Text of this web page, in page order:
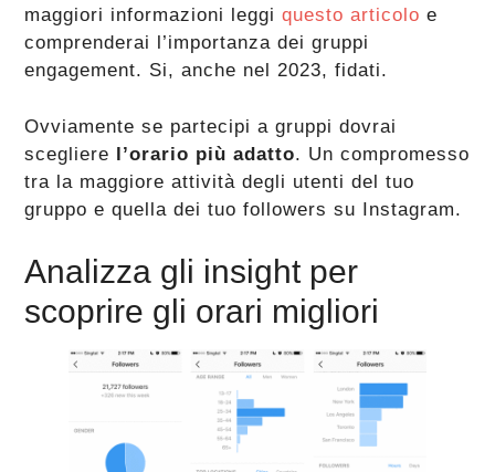
maggiori informazioni leggiquesto articolo e
comprenderai l’importanza dei gruppi
engagement. Si, anche nel 2023, fidati.
Ovviamente se partecipi a gruppi dovrai
scegliere
l’orario più adatto. Un compromesso
tra la maggiore attività degli utenti del tuo
gruppo e quella dei tuo followers su Instagram.
Analizza gli insight per
scoprire gli orari migliori